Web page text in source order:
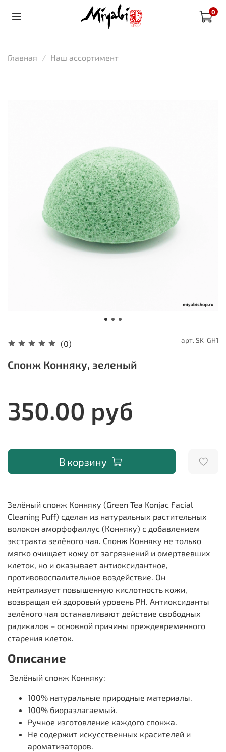
0
Главная Наш ассортимент
(0) арт. SK-GH1
Спонж Конняку, зеленый
350.00 руб
В корзину
Зелёный спонж Конняку (Green Tea Konjac Facial
Cleaning Puff) сделан из натуральных растительных
волокон аморфофаллус (Конняку) с добавлением
экстракта зелёного чая. Спонж Конняку не только
мягко очищает кожу от загрязнений и омертвевших
клеток, но и оказывает антиоксидантное,
противовоспалительное воздействие. Он
нейтрализует повышенную кислотность кожи,
возвращая ей здоровый уровень PH. Антиоксиданты
зелёного чая останавливают действие свободных
радикалов – основной причины преждевременного
старения клеток.
Описание
Зелёный спонж Конняку:
100% натуральные природные материалы.
100% биоразлагаемый.
Ручное изготовление каждого спонжа.
Не содержит искусственных красителей и
ароматизаторов.